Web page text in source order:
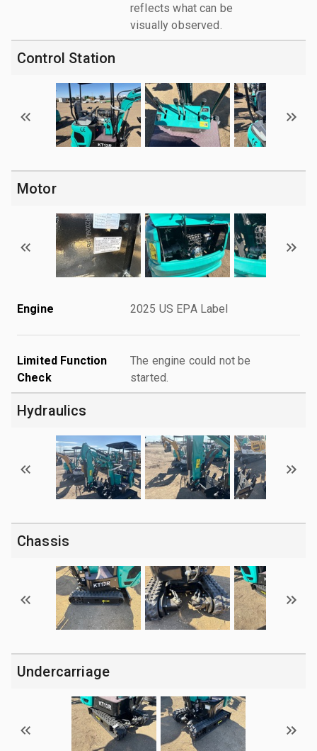
reflects what can be
visually observed.
Control Station
Motor
Engine 2025 US EPA Label
Limited Function
Check
The engine could not be
started.
Hydraulics
Chassis
Undercarriage